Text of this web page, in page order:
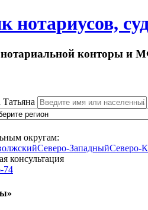
нотариусов,
нотариальной конторы и
округам:
Северо-ЗападныйСеверо-
консультация
74